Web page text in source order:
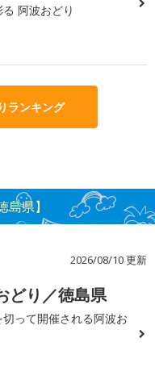
阿波おどり
ランキング
県】
2026/08/10 更新
どり／徳島県
って開催される阿波お